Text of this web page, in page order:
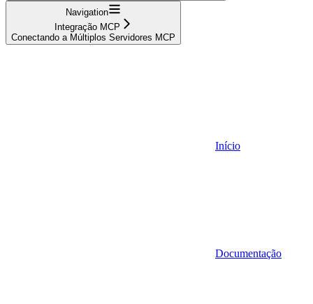
Navigation
Integração MCP
Conectando a Múltiplos Servidores MCP
Início
Documentação